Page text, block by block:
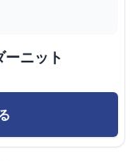
ニット